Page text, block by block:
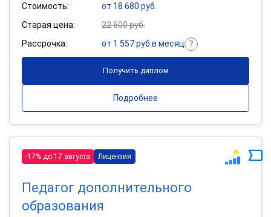
Стоимость:
от 18 680 руб.
Старая цена:
22 600 руб.
Рассрочка:
от 1 557 руб в месяц
Получить диплом
Подробнее
-17% до 17 августа Лицензия
Педагог дополнительного
образования